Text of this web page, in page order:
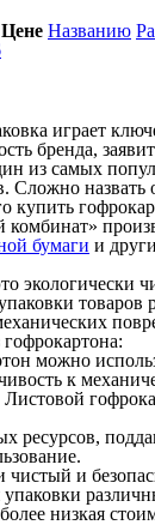
Цене Названию
играет
бренда,
из самых
Сложно
купить
бумаги и
экологически
можно
к
ресурсов,
и
низкая